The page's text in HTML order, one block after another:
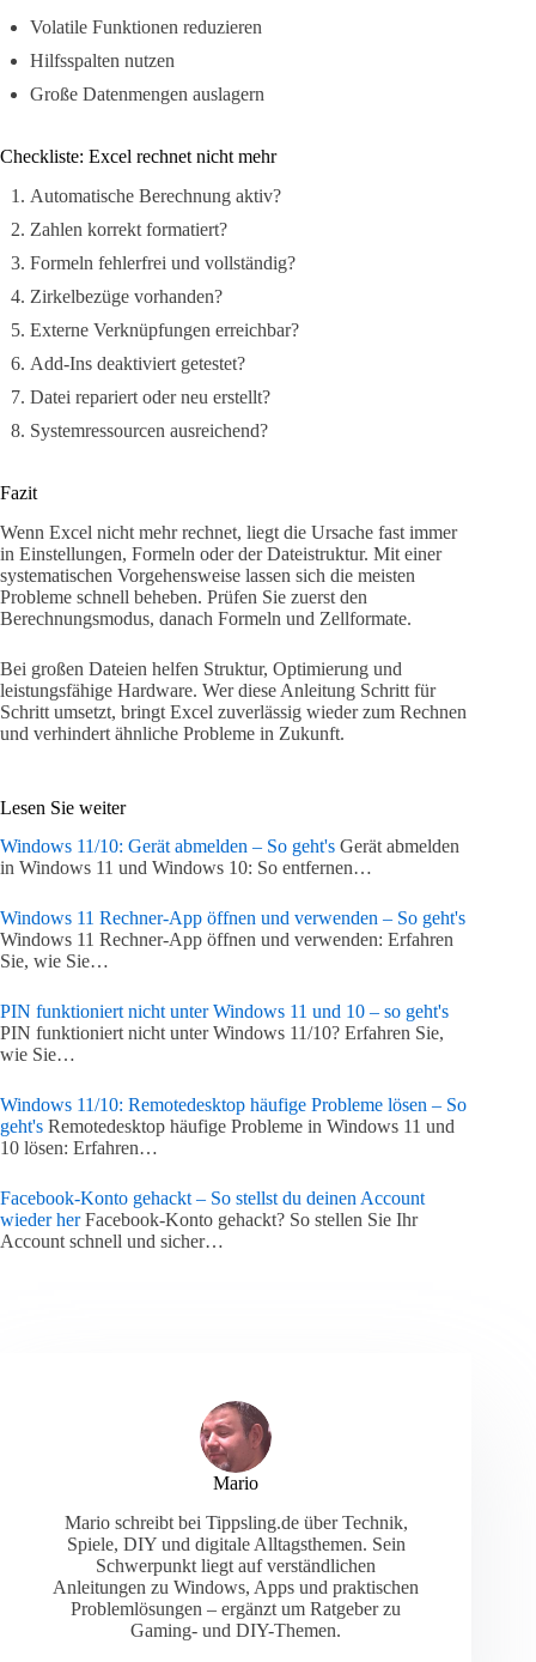
Volatile Funktionen reduzieren
Hilfsspalten nutzen
Große Datenmengen auslagern
Checkliste: Excel rechnet nicht mehr
Automatische Berechnung aktiv?
Zahlen korrekt formatiert?
Formeln fehlerfrei und vollständig?
Zirkelbezüge vorhanden?
Externe Verknüpfungen erreichbar?
Add-Ins deaktiviert getestet?
Datei repariert oder neu erstellt?
Systemressourcen ausreichend?
Fazit
Wenn Excel nicht mehr rechnet, liegt die Ursache fast immer
in Einstellungen, Formeln oder der Dateistruktur. Mit einer
systematischen Vorgehensweise lassen sich die meisten
Probleme schnell beheben. Prüfen Sie zuerst den
Berechnungsmodus, danach Formeln und Zellformate.
Bei großen Dateien helfen Struktur, Optimierung und
leistungsfähige Hardware. Wer diese Anleitung Schritt für
Schritt umsetzt, bringt Excel zuverlässig wieder zum Rechnen
und verhindert ähnliche Probleme in Zukunft.
Lesen Sie weiter
Windows 11/10: Gerät abmelden – So geht's Gerät abmelden
in Windows 11 und Windows 10: So entfernen…
Windows 11 Rechner-App öffnen und verwenden – So geht's
Windows 11 Rechner-App öffnen und verwenden: Erfahren
Sie, wie Sie…
PIN funktioniert nicht unter Windows 11 und 10 – so geht's
PIN funktioniert nicht unter Windows 11/10? Erfahren Sie,
wie Sie…
Windows 11/10: Remotedesktop häufige Probleme lösen – So
geht's Remotedesktop häufige Probleme in Windows 11 und
10 lösen: Erfahren…
Facebook-Konto gehackt – So stellst du deinen Account
wieder herFacebook-Konto gehackt? So stellen Sie Ihr
Account schnell und sicher…
Mario
Mario schreibt bei Tippsling.de über Technik,
Spiele, DIY und digitale Alltagsthemen. Sein
Schwerpunkt liegt auf verständlichen
Anleitungen zu Windows, Apps und praktischen
Problemlösungen – ergänzt um Ratgeber zu
Gaming- und DIY-Themen.